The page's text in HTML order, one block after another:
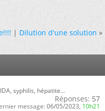
|Dilution d'une solution »
syphilis, hépatite...
Réponses: 57
message: 06/05/2023, 10h21